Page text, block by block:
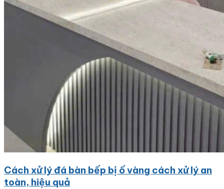
Cách xử lý đá bàn bếp bị ố vàng cách xử lý an
toàn, hiệu quả